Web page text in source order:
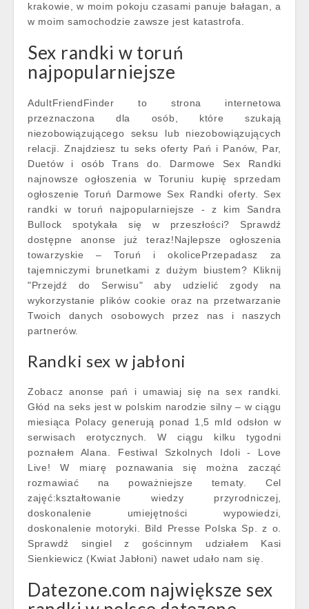
krakowie, w moim pokoju czasami panuje bałagan, a
w moim samochodzie zawsze jest katastrofa.
Sex randki w toruń
najpopularniejsze
AdultFriendFinder to strona internetowa
przeznaczona dla osób, które szukają
niezobowiązującego seksu lub niezobowiązujących
relacji. Znajdziesz tu seks oferty Pań i Panów, Par,
Duetów i osób Trans do. Darmowe Sex Randki
najnowsze ogłoszenia w Toruniu kupię sprzedam
ogłoszenie Toruń Darmowe Sex Randki oferty. Sex
randki w toruń najpopularniejsze - z kim Sandra
Bullock spotykała się w przeszłości? Sprawdź
dostępne anonse już teraz!Najlepsze ogłoszenia
towarzyskie – Toruń i okolicePrzepadasz za
tajemniczymi brunetkami z dużym biustem? Kliknij
"Przejdź do Serwisu" aby udzielić zgody na
wykorzystanie plików cookie oraz na przetwarzanie
Twoich danych osobowych przez nas i naszych
partnerów.
Randki sex w jabłoni
Zobacz anonse pań i umawiaj się na sex randki.
Głód na seks jest w polskim narodzie silny – w ciągu
miesiąca Polacy generują ponad 1,5 mld odsłon w
serwisach erotycznych. W ciągu kilku tygodni
poznałem Alana. Festiwal Szkolnych Idoli - Love
Live! W miarę poznawania się można zacząć
rozmawiać na poważniejsze tematy. Cel
zajęć:kształtowanie wiedzy przyrodniczej,
doskonalenie umiejętności wypowiedzi,
doskonalenie motoryki. Bild Presse Polska Sp. z o.
Sprawdź singiel z gościnnym udziałem Kasi
Sienkiewicz (Kwiat Jabłoni) nawet udało nam się.
Datezone.com największe sex